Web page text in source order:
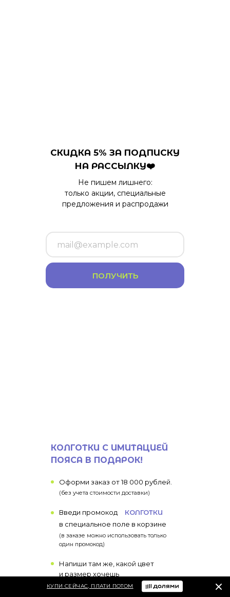
КУПИ СЕЙЧАС, ПЛАТИ ПОТОМ
ПОЛУЧИТЬ
Не пишем лишнего:
только акции, специальные
предложения и распродажи
СКИДКА 5% ЗА ПОДПИСКУ
НА РАССЫЛКУ❤️
Оформи заказ от 18 000 рублей.
(без учета стоимости доставки)
(в заказе можно использовать только
один промокод)
КОЛГОТКИ С ИМИТАЦИЕЙ
ПОЯСА В ПОДАРОК!
в специальное поле в корзине
Введи промокод
Напиши там же, какой цвет
и размер хочешь
КОЛГОТКИ